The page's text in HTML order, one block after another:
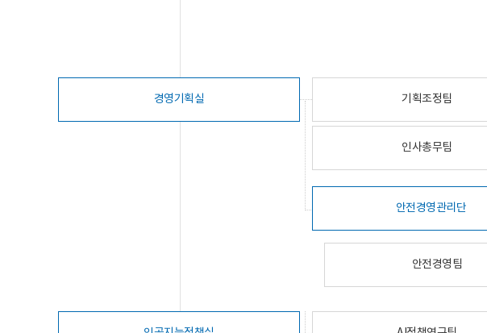
경영기획실 기획조정팀
인사총무팀
안전경영관리단
안전경영팀